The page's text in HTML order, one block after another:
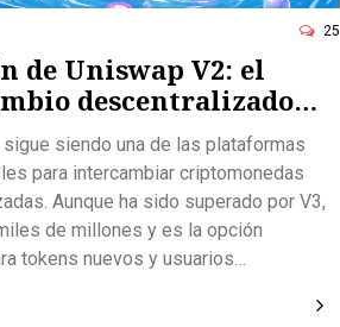
25
de Uniswap V2: el
descentralizado
mueve miles de
en criptomonedas
siendo una de las plataformas
para intercambiar criptomonedas
Aunque ha sido superado por V3,
de millones y es la opción
tokens nuevos y usuarios